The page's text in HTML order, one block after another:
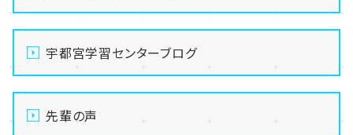
宇都宮学習センターブログ
先輩の声